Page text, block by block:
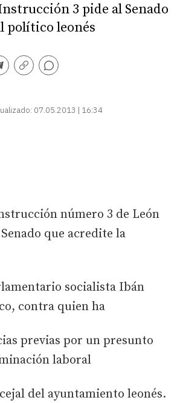
3 pide al Senado
político leonés
Copiar
07.05.2013 | 16:34
número 3 de León
que acredite la
socialista Ibán
contra quien ha
previas por un presunto
laboral
del ayuntamiento leonés.